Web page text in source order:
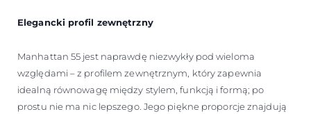
Elegancki profil zewnętrzny
Manhattan 55 jest naprawdę niezwykły pod wieloma
względami – z profilem zewnętrznym, który zapewnia
idealną równowagę między stylem, funkcją i formą; po
prostu nie ma nic lepszego. Jego piękne proporcje znajdują